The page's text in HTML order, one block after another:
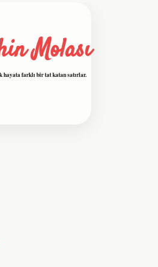
Molası
hayata farklı bir tat katan satırlar.